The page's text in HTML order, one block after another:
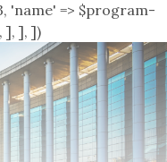
'name' => $program-
], ], ])